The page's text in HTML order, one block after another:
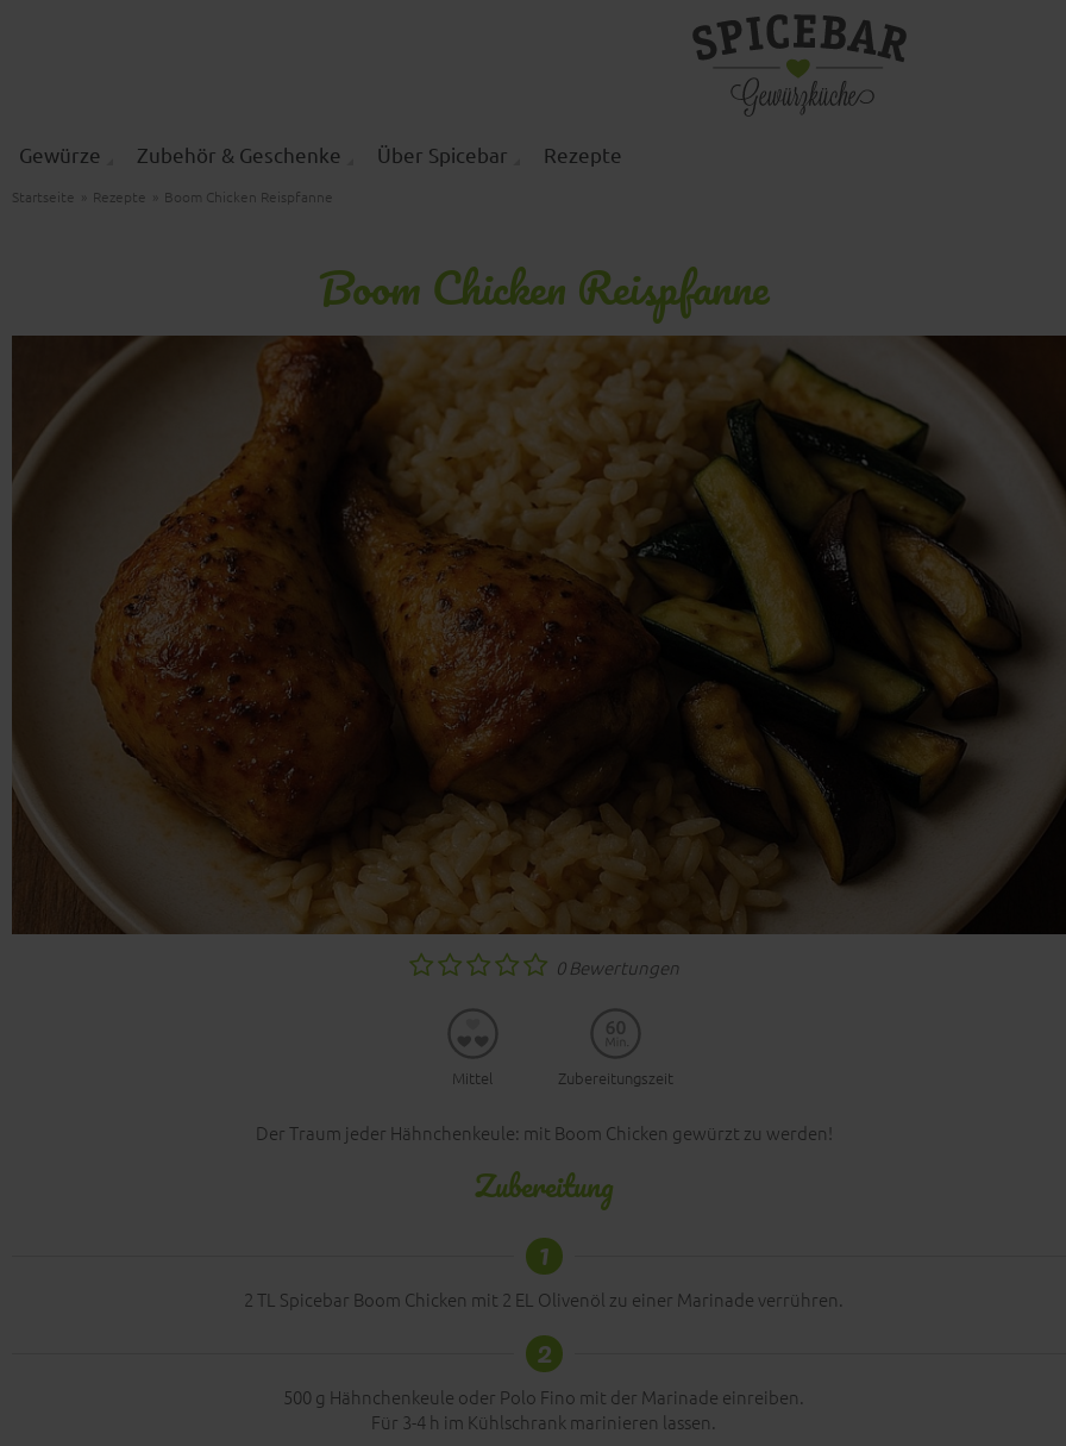
Gewürze Zubehör & Geschenke Über Spicebar Rezepte
Startseite » Rezepte » Boom Chicken Reispfanne
Boom Chicken Reispfanne
0 Bewertungen
Mittel Zubereitungszeit
Der Traum jeder Hähnchenkeule: mit Boom Chicken gewürzt zu werden!
Zubereitung
1
2 TL Spicebar Boom Chicken mit 2 EL Olivenöl zu einer Marinade verrühren.
2
500 g Hähnchenkeule oder Polo Fino mit der Marinade einreiben.
Für 3-4 h im Kühlschrank marinieren lassen.